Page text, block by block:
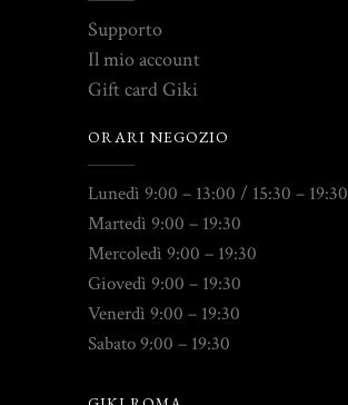
Supporto
Il mio account
Gift card Giki
ORARI NEGOZIO
Lunedì 9:00 – 13:00 / 15:30 – 19:30
Martedì 9:00 – 19:30
Mercoledì 9:00 – 19:30
Giovedì 9:00 – 19:30
Venerdì 9:00 – 19:30
Sabato 9:00 – 19:30